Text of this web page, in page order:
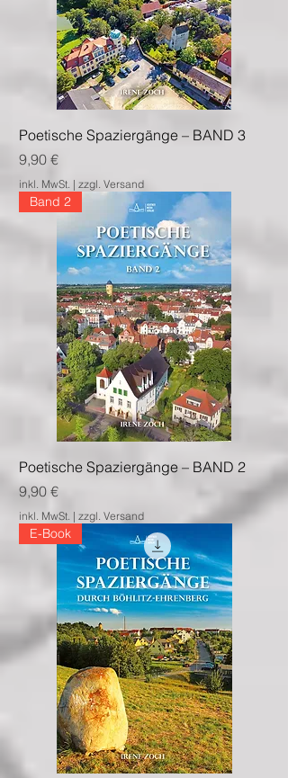
Poetische Spaziergänge – BAND 3
Preis
9,90 €
inkl. MwSt. | zzgl. Versand
Band 2
Poetische Spaziergänge – BAND 2
Preis
9,90 €
inkl. MwSt. | zzgl. Versand
E-Book